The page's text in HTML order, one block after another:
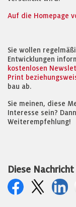
Auf die Homepage
Sie wollen
Entwicklungen
kostenlosen
Print
bau ab.
Sie meinen, diese
Interesse sein?
Weiterempfehlung!
Diese